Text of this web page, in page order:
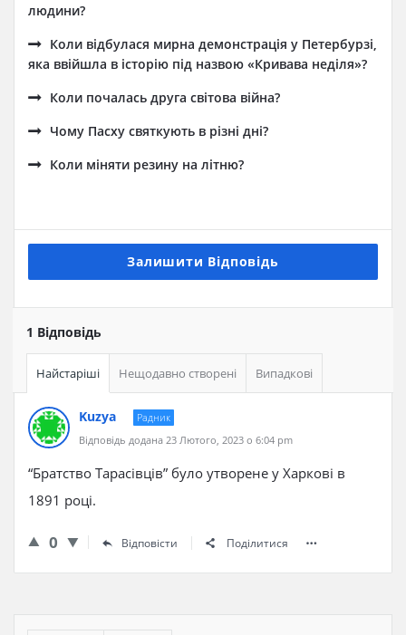
людини?
Коли відбулася мирна демонстрація у Петербурзі,
яка ввійшла в історію під назвою «Кривава неділя»?
Коли почалась друга світова війна?
Чому Пасху святкують в різні дні?
Коли міняти резину на літню?
Залишити Відповідь
1 Відповідь
Найстаріші Нещодавно створені Випадкові
Kuzya
Радник
Відповідь додана 23 Лютого, 2023 о 6:04 pm
“Братство Тарасівців” було утворене у Харкові в
1891 році.
0 Відповісти Поділитися
Бічна